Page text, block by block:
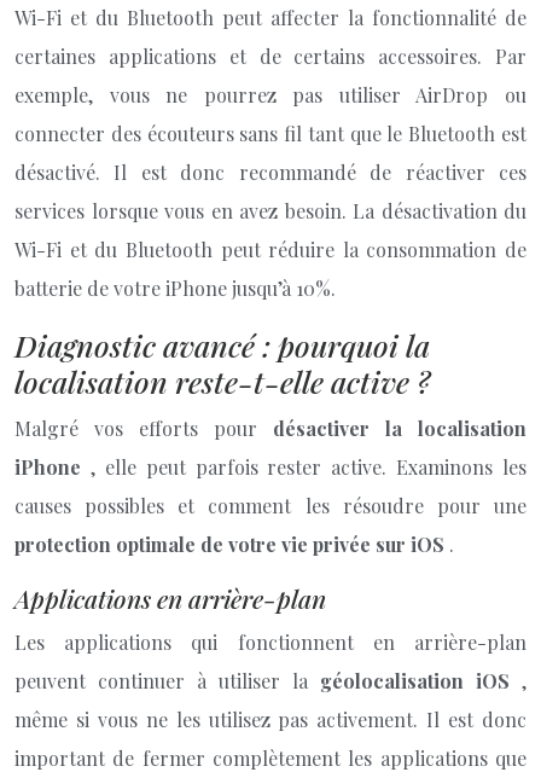
Wi-Fi et du Bluetooth peut affecter la fonctionnalité de
certaines applications et de certains accessoires. Par
exemple, vous ne pourrez pas utiliser AirDrop ou
connecter des écouteurs sans fil tant que le Bluetooth est
désactivé. Il est donc recommandé de réactiver ces
services lorsque vous en avez besoin. La désactivation du
Wi-Fi et du Bluetooth peut réduire la consommation de
batterie de votre iPhone jusqu’à 10%.
Diagnostic avancé : pourquoi la
localisation reste-t-elle active ?
Malgré vos efforts pour désactiver la localisation
iPhone , elle peut parfois rester active. Examinons les
causes possibles et comment les résoudre pour une
protection optimale de votre vie privée sur iOS .
Applications en arrière-plan
Les applications qui fonctionnent en arrière-plan
peuvent continuer à utiliser la géolocalisation iOS ,
même si vous ne les utilisez pas activement. Il est donc
important de fermer complètement les applications que